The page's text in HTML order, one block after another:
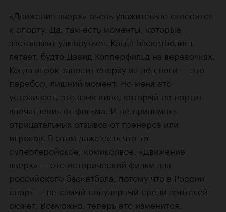
«Движение вверх» очень уважительно относится
к спорту. Да, там есть моменты, которые
заставляют улыбнуться. Когда баскетболист
летает, будто Дэвид Копперфильд на веревочках.
Когда игрок заносит сверху из-под ноги — это
перебор, лишний момент. Но меня это
устраивает, это язык кино, который не портит
впечатления от фильма. И не припомню
отрицательных отзывов от тренеров или
игроков. В этом даже есть что-то
супергеройское, комиксовое. «Движение
вверх» — это исторический фильм для
российского баскетбола, потому что в России
спорт — не самый популярный среди зрителей
сюжет. Возможно, теперь это изменится.